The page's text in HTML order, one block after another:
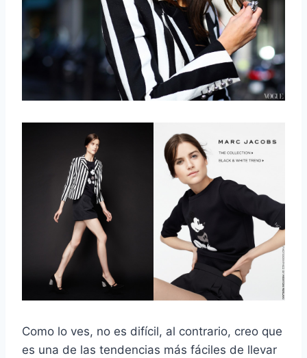
Como lo ves, no es difícil, al contrario, creo que
es una de las tendencias más fáciles de llevar